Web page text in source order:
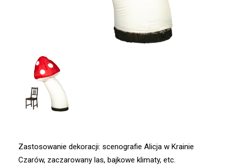
Zastosowanie dekoracji: scenografie Alicja w Krainie
Czarów, zaczarowany las, bajkowe klimaty, etc.